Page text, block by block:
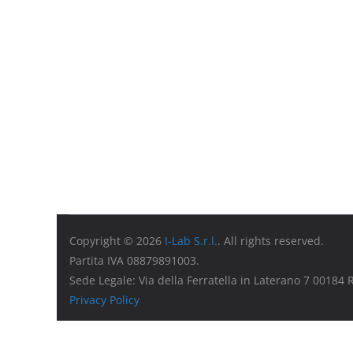
Copyright © 2026 I-Lab S.r.l.. All rights reserved.
Partita IVA 08879891003.
Sede Legale: Via della Ferratella in Laterano 7 00184
Privacy Policy